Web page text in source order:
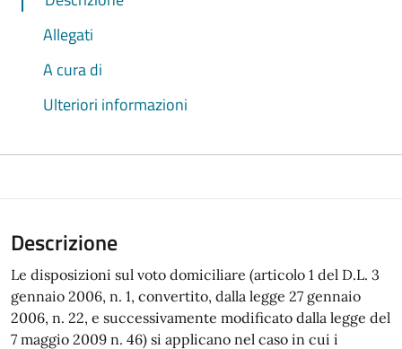
Allegati
A cura di
Ulteriori informazioni
Descrizione
Le disposizioni sul voto domiciliare (articolo 1 del D.L. 3
gennaio 2006, n. 1, convertito, dalla legge 27 gennaio
2006, n. 22, e successivamente modificato dalla legge del
7 maggio 2009 n. 46) si applicano nel caso in cui i